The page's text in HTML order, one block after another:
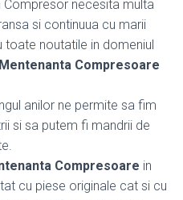
necesita multa
si continuua cu marii
noutatile in domeniul
Mentenanta Compresoare
anilor ne permite sa fim
si sa putem fi mandrii de
Compresoare in
cu piese originale cat si cu